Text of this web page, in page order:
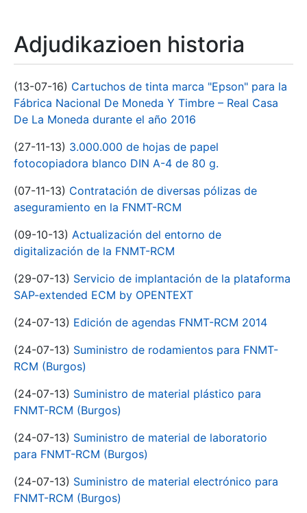
Adjudikazioen historia
(13-07-16) Cartuchos de tinta marca "Epson" para la
Fábrica Nacional De Moneda Y Timbre – Real Casa
De La Moneda durante el año 2016
(27-11-13) 3.000.000 de hojas de papel
fotocopiadora blanco DIN A-4 de 80 g.
(07-11-13) Contratación de diversas pólizas de
aseguramiento en la FNMT-RCM
(09-10-13) Actualización del entorno de
digitalización de la FNMT-RCM
(29-07-13) Servicio de implantación de la plataforma
SAP-extended ECM by OPENTEXT
(24-07-13) Edición de agendas FNMT-RCM 2014
(24-07-13) Suministro de rodamientos para FNMT-
RCM (Burgos)
(24-07-13) Suministro de material plástico para
FNMT-RCM (Burgos)
(24-07-13) Suministro de material de laboratorio
para FNMT-RCM (Burgos)
(24-07-13) Suministro de material electrónico para
FNMT-RCM (Burgos)